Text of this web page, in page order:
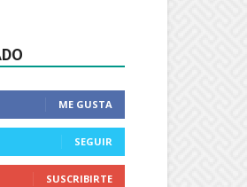
ME GUSTA
SEGUIR
SUSCRIBIRTE